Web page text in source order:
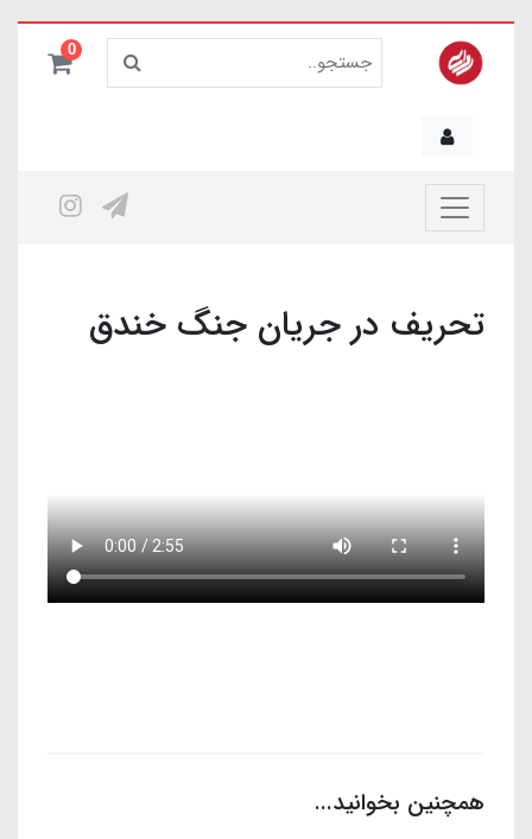
0
تحریف در جریان جنگ خندق
همچنین بخوانید...